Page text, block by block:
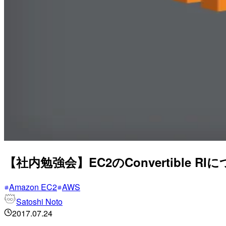
【社内勉強会】EC2のConvertible RIに
Amazon EC2 AWS
Satoshi Noto
2017.07.24